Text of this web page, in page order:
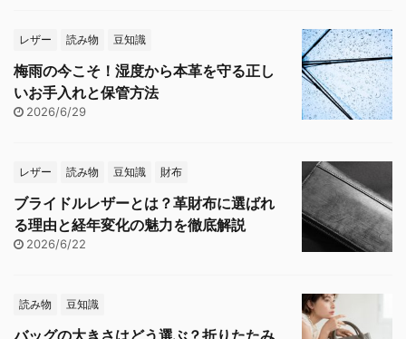
レザー 読み物 豆知識
梅雨の今こそ！湿度から本革を守る正し
いお手入れと保管方法
2026/6/29
レザー 読み物 豆知識 財布
ブライドルレザーとは？革財布に選ばれ
る理由と経年変化の魅力を徹底解説
2026/6/22
読み物 豆知識
バッグの大きさはどう選ぶ？折りたたみ